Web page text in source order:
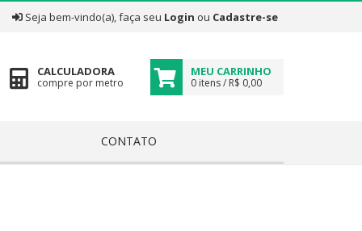
Seja bem-vindo(a), faça seu Login ou Cadastre-se
CALCULADORA
compre por metro
MEU CARRINHO
0 itens / R$ 0,00
CONTATO